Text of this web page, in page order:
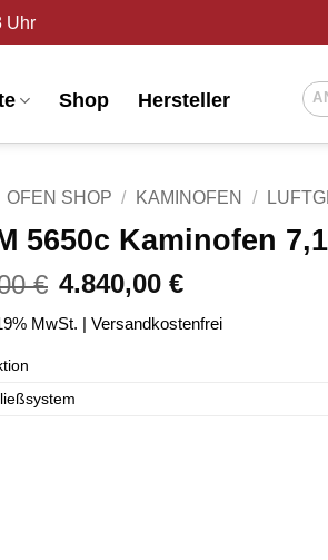
Uhr
Shop Hersteller
OFEN SHOP / KAMINOFEN /
5650c Kaminofen
€
Preis
war:
4.840,00€Preis
ist:
MwSt. | Versandkostenfrei